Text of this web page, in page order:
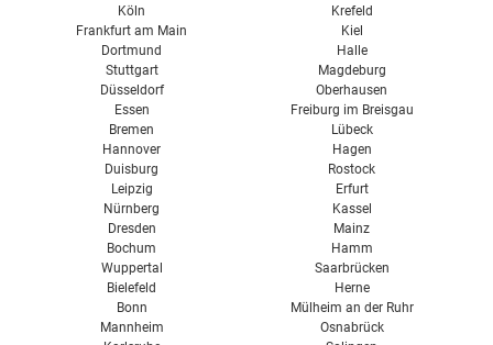
Köln
Frankfurt am Main
Dortmund
Stuttgart
Düsseldorf
Essen
Bremen
Hannover
Duisburg
Leipzig
Nürnberg
Dresden
Bochum
Wuppertal
Bielefeld
Bonn
Mannheim
Krefeld
Kiel
Halle
Magdeburg
Oberhausen
Freiburg im Breisgau
Lübeck
Hagen
Rostock
Erfurt
Kassel
Mainz
Hamm
Saarbrücken
Herne
Mülheim an der Ruhr
Osnabrück